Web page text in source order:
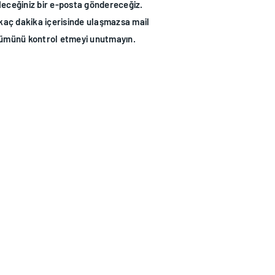
bir e-posta göndereceğiz.
dakika içerisinde ulaşmazsa mail
kontrol etmeyi unutmayın.